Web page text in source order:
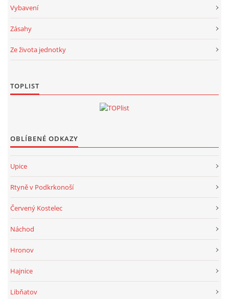
Vybavení
Zásahy
Ze života jednotky
TOPLIST
OBLÍBENÉ ODKAZY
Upice
Rtyně v Podkrkonoší
Červený Kostelec
Náchod
Hronov
Hajnice
Libňatov